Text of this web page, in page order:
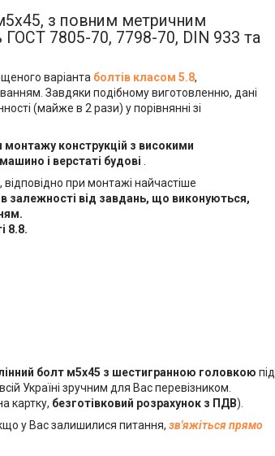
з повним метричним
ГОСТ 7805-70, 7798-70, DIN 933 та
варіанта болтів класом 5.8,
Завдяки подібному виготовленню, дані
(майже в 2 рази) у порівнянні зі
монтажу конструкцій з високими
машино і верстаті будові
, відповідно при монтажі найчастіше
в залежності від завдань, що виконуються,
8.8.
болт м5х45 з шестигранною головкою під
Україні зручним для Вас перевізником.
картку, безготівковий розрахунок з ПДВ).
у Вас залишилися питання, зв'яжіться прямо